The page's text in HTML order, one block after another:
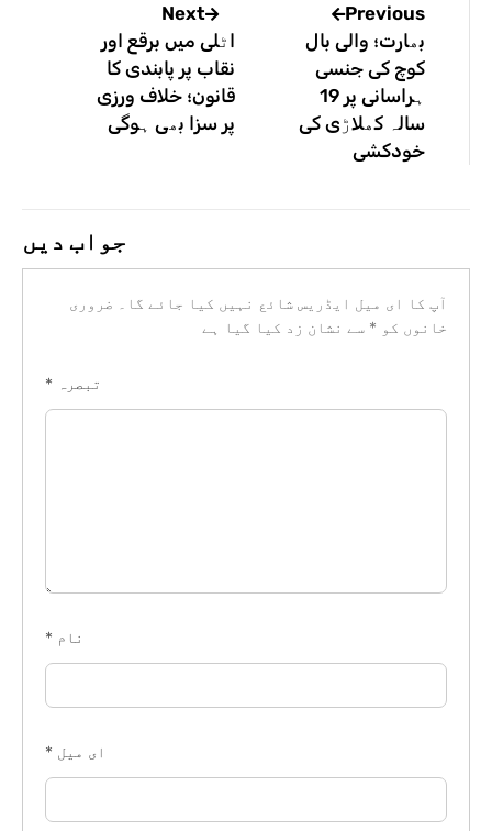
Previous
بھارت؛ والی بال
کوچ کی جنسی
ہراسانی پر 19
سالہ کھلاڑی کی
خودکشی
Next
اٹلی میں برقع اور
نقاب پر پابندی کا
قانون؛ خلاف ورزی
پر سزا بھی ہوگی
جواب دیں
آپ کا ای میل ایڈریس شائع نہیں کیا جائے گا۔
ضروری
خانوں کو * سے نشان زد کیا گیا ہے
تبصرہ *
نام *
ای میل *